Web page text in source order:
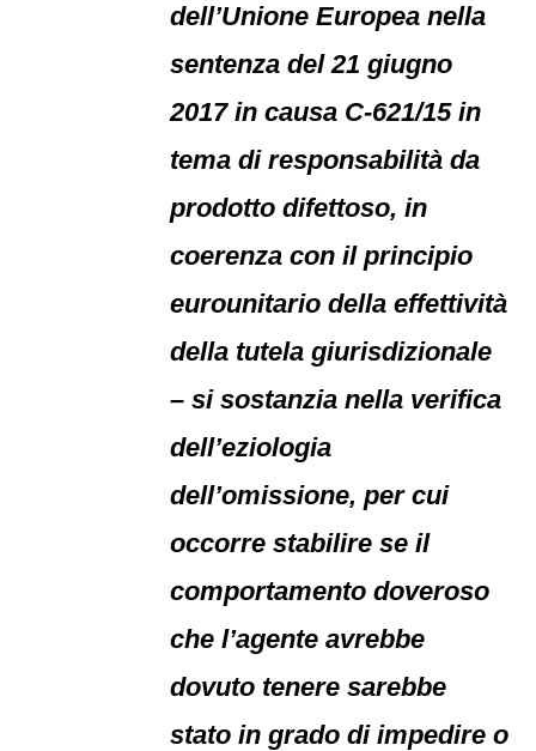
dell’Unione Europea nella
sentenza del 21 giugno
2017 in causa C-621/15 in
tema di responsabilità da
prodotto difettoso, in
coerenza con il principio
eurounitario della effettività
della tutela giurisdizionale
– si sostanzia nella verifica
dell’eziologia
dell’omissione, per cui
occorre stabilire se il
comportamento doveroso
che l’agente avrebbe
dovuto tenere sarebbe
stato in grado di impedire o